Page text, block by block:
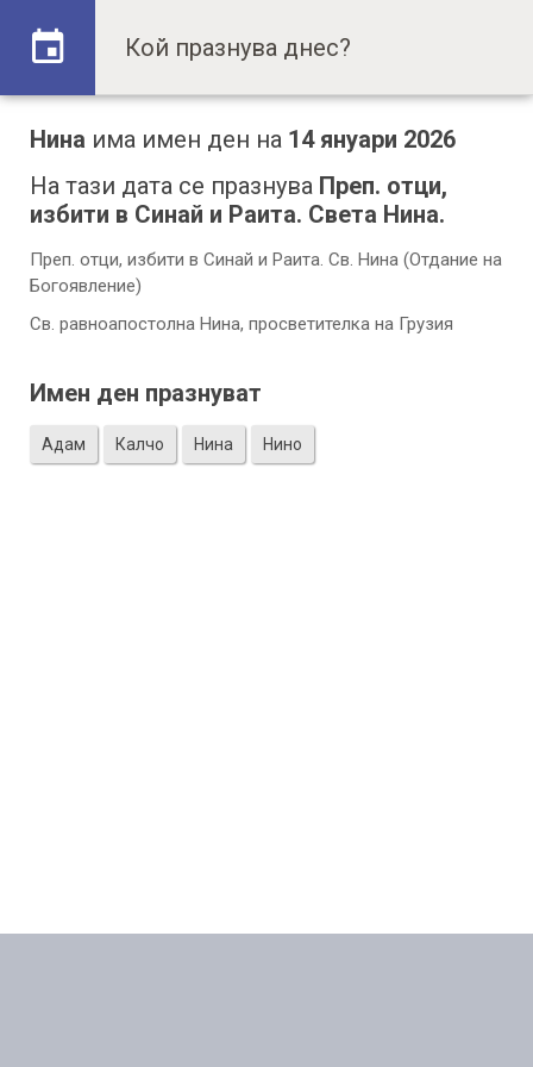
Нина има имен ден на 14 януари 2026
На тази дата се празнува Преп. отци,
избити в Синай и Раита. Света Нина.
Преп. отци, избити в Синай и Раита. Св. Нина (Отдание на
Богоявление)
Св. равноапостолна Нина, просветителка на Грузия
Имен ден празнуват
Адам Калчо Нина Нино